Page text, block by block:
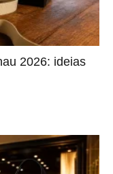
2026: ideias